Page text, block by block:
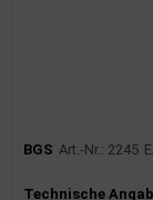
BGS Art.-Nr.: 2245
Technische